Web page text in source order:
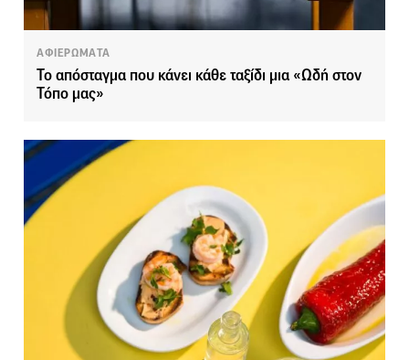
ΑΦΙΕΡΩΜΑΤΑ
Το απόσταγμα που κάνει κάθε ταξίδι μια «Ωδή στον
Τόπο μας»